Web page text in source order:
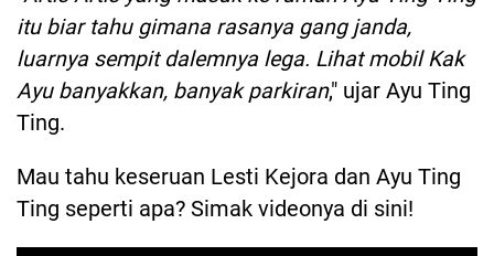
itu biar tahu gimana rasanya gang janda,
luarnya sempit dalemnya lega. Lihat mobil Kak
Ayu banyakkan, banyak parkiran," ujar Ayu Ting
Ting.
Mau tahu keseruan Lesti Kejora dan Ayu Ting
Ting seperti apa? Simak videonya di sini!